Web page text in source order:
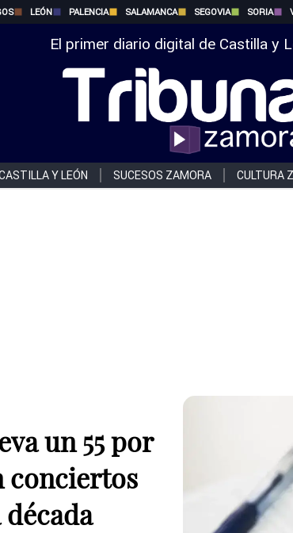
LEÓN PALENCIA SALAMANCA SEGOVIA SORIA
El primer diario digital de Castilla y
Y LEÓN SUCESOS ZAMORA CULTURA
un 55 por
conciertos